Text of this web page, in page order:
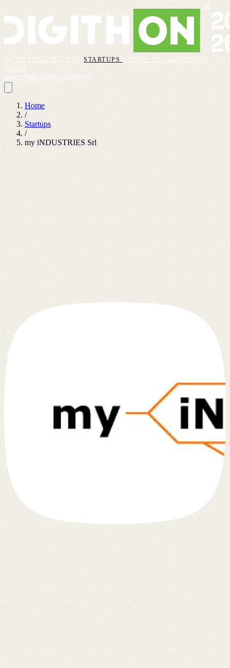
FAQSTARTUPS VIDEOS
REGOLAMENTO
Home
/
Startups
/
my iNDUSTRIES Srl